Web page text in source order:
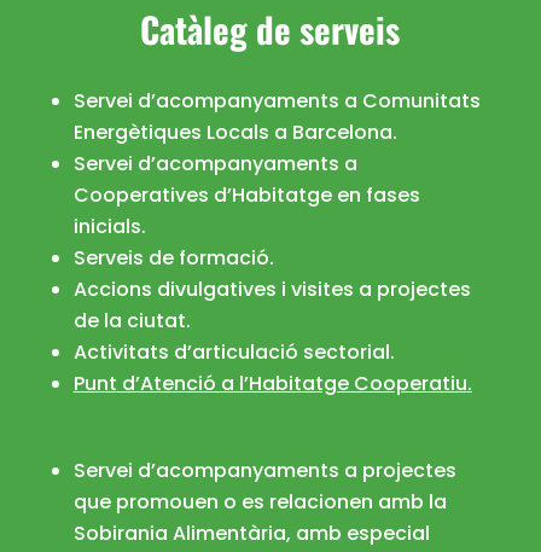
Catàleg de serveis
Servei d’acompanyaments a Comunitats
Energètiques Locals a Barcelona.
Servei d’acompanyaments a
Cooperatives d’Habitatge en fases
inicials.
Serveis de formació.
Accions divulgatives i visites a projectes
de la ciutat.
Activitats d’articulació sectorial.
Punt d’Atenció a l’Habitatge Cooperatiu.
Servei d’acompanyaments a projectes
que promouen o es relacionen amb la
Sobirania Alimentària, amb especial